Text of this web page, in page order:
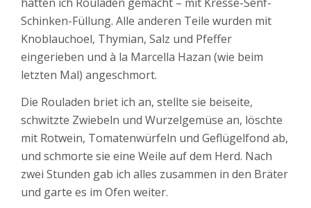
Schinken-Füllung. Alle anderen Teile wurden mit
Knoblauchoel, Thymian, Salz und Pfeffer
eingerieben und à la Marcella Hazan (wie beim
letzten Mal) angeschmort.
Die Rouladen briet ich an, stellte sie beiseite,
schwitzte Zwiebeln und Wurzelgemüse an, löschte
mit Rotwein, Tomatenwürfeln und Geflügelfond ab,
und schmorte sie eine Weile auf dem Herd. Nach
zwei Stunden gab ich alles zusammen in den Bräter
und garte es im Ofen weiter.